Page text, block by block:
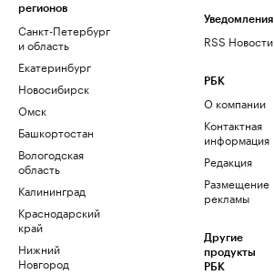
регионов
Санкт-Петербург
и область
Екатеринбург
Новосибирск
Омск
Башкортостан
Вологодская
область
Калининград
Краснодарский
край
Нижний
Новгород
Уведомления
RSS Новости
РБК
О компании
Контактная
информация
Редакция
Размещение
рекламы
Другие
продукты
РБК